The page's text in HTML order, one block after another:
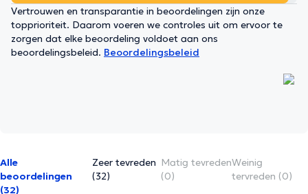
Vertrouwen en transparantie in beoordelingen zijn onze
topprioriteit. Daarom voeren we controles uit om ervoor te
zorgen dat elke beoordeling voldoet aan ons
beoordelingsbeleid. Beoordelingsbeleid
Alle
beoordelingen
(32)
Zeer tevreden
(32)
Matig tevreden
(0)
Weinig
tervreden (0)